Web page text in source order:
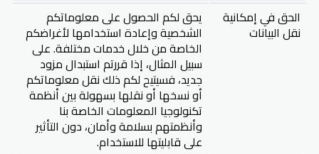
الحق في إمكانية
نقل البيانات
يحق لكم الحصول على معلوماتكم
الشخصية وإعادة استخدامها لأغراضكم
الخاصة من خلال خدمات مختلفة. على
سبيل المثال، إذا قررتم استبدال مزود
جديد، فسيتيح لكم ذلك نقل معلوماتكم
أو نسخها أو نقلها بسهولة بين أنظمة
تكنولوجيا المعلومات الخاصة بنا
وأنظمتهم بسلامة وأمان، دون التأثير
على قابليتها للاستخدام.